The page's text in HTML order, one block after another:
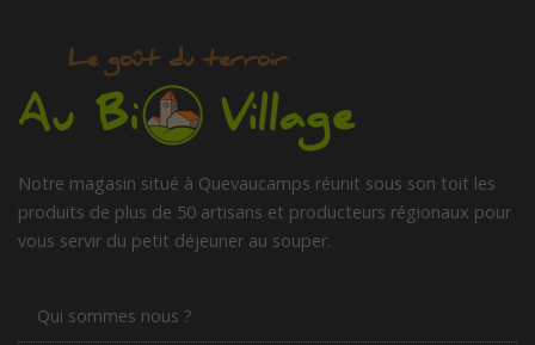
Notre magasin situé à Quevaucamps réunit sous son toit les
produits de plus de 50 artisans et producteurs régionaux pour
vous servir du petit déjeuner au souper.
Qui sommes nous ?